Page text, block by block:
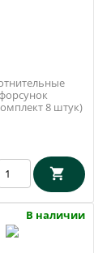
8 штук)
В наличии